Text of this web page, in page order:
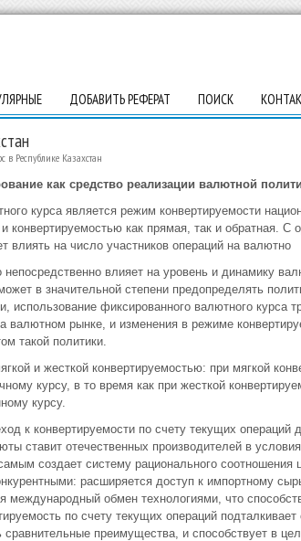
ДОБАВИТЬ РЕФЕРАТ ПОИСК
в Республике Казахстан
как средство реализации валютной
курса является режим конвертируемости
как прямая, так и обратная. С
влиять на число участников операций на валютно
влияет на уровень и динамику
в значительной степени предопределять
использование фиксированного валютного курса
валютном рынке, и изменения в режиме
такой политики.
и жесткой конвертируемостью: при мягкой
курсу, в то время как при жесткой
курсу.
к конвертируемости по счету текущих операций
ставит отечественных производителей в
создает систему рационального соотношения
расширяется доступ к импортному
международный обмен технологиями, что
по счету текущих операций подталкивает
сравнительные преимущества, и способствует в